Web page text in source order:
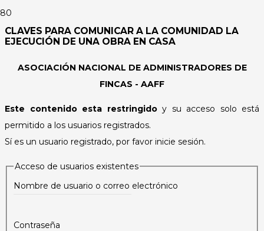
CLAVES PARA COMUNICAR A LA COMUNIDAD LA
EJECUCIÓN DE UNA OBRA EN CASA
ASOCIACIÓN NACIONAL DE ADMINISTRADORES DE
FINCAS - AAFF
Este contenido esta restringidoy su acceso solo está
permitido a los usuarios registrados.
Sí es un usuario registrado, por favor inicie sesión.
Acceso de usuarios existentes
Nombre de usuario o correo electrónico
Contraseña